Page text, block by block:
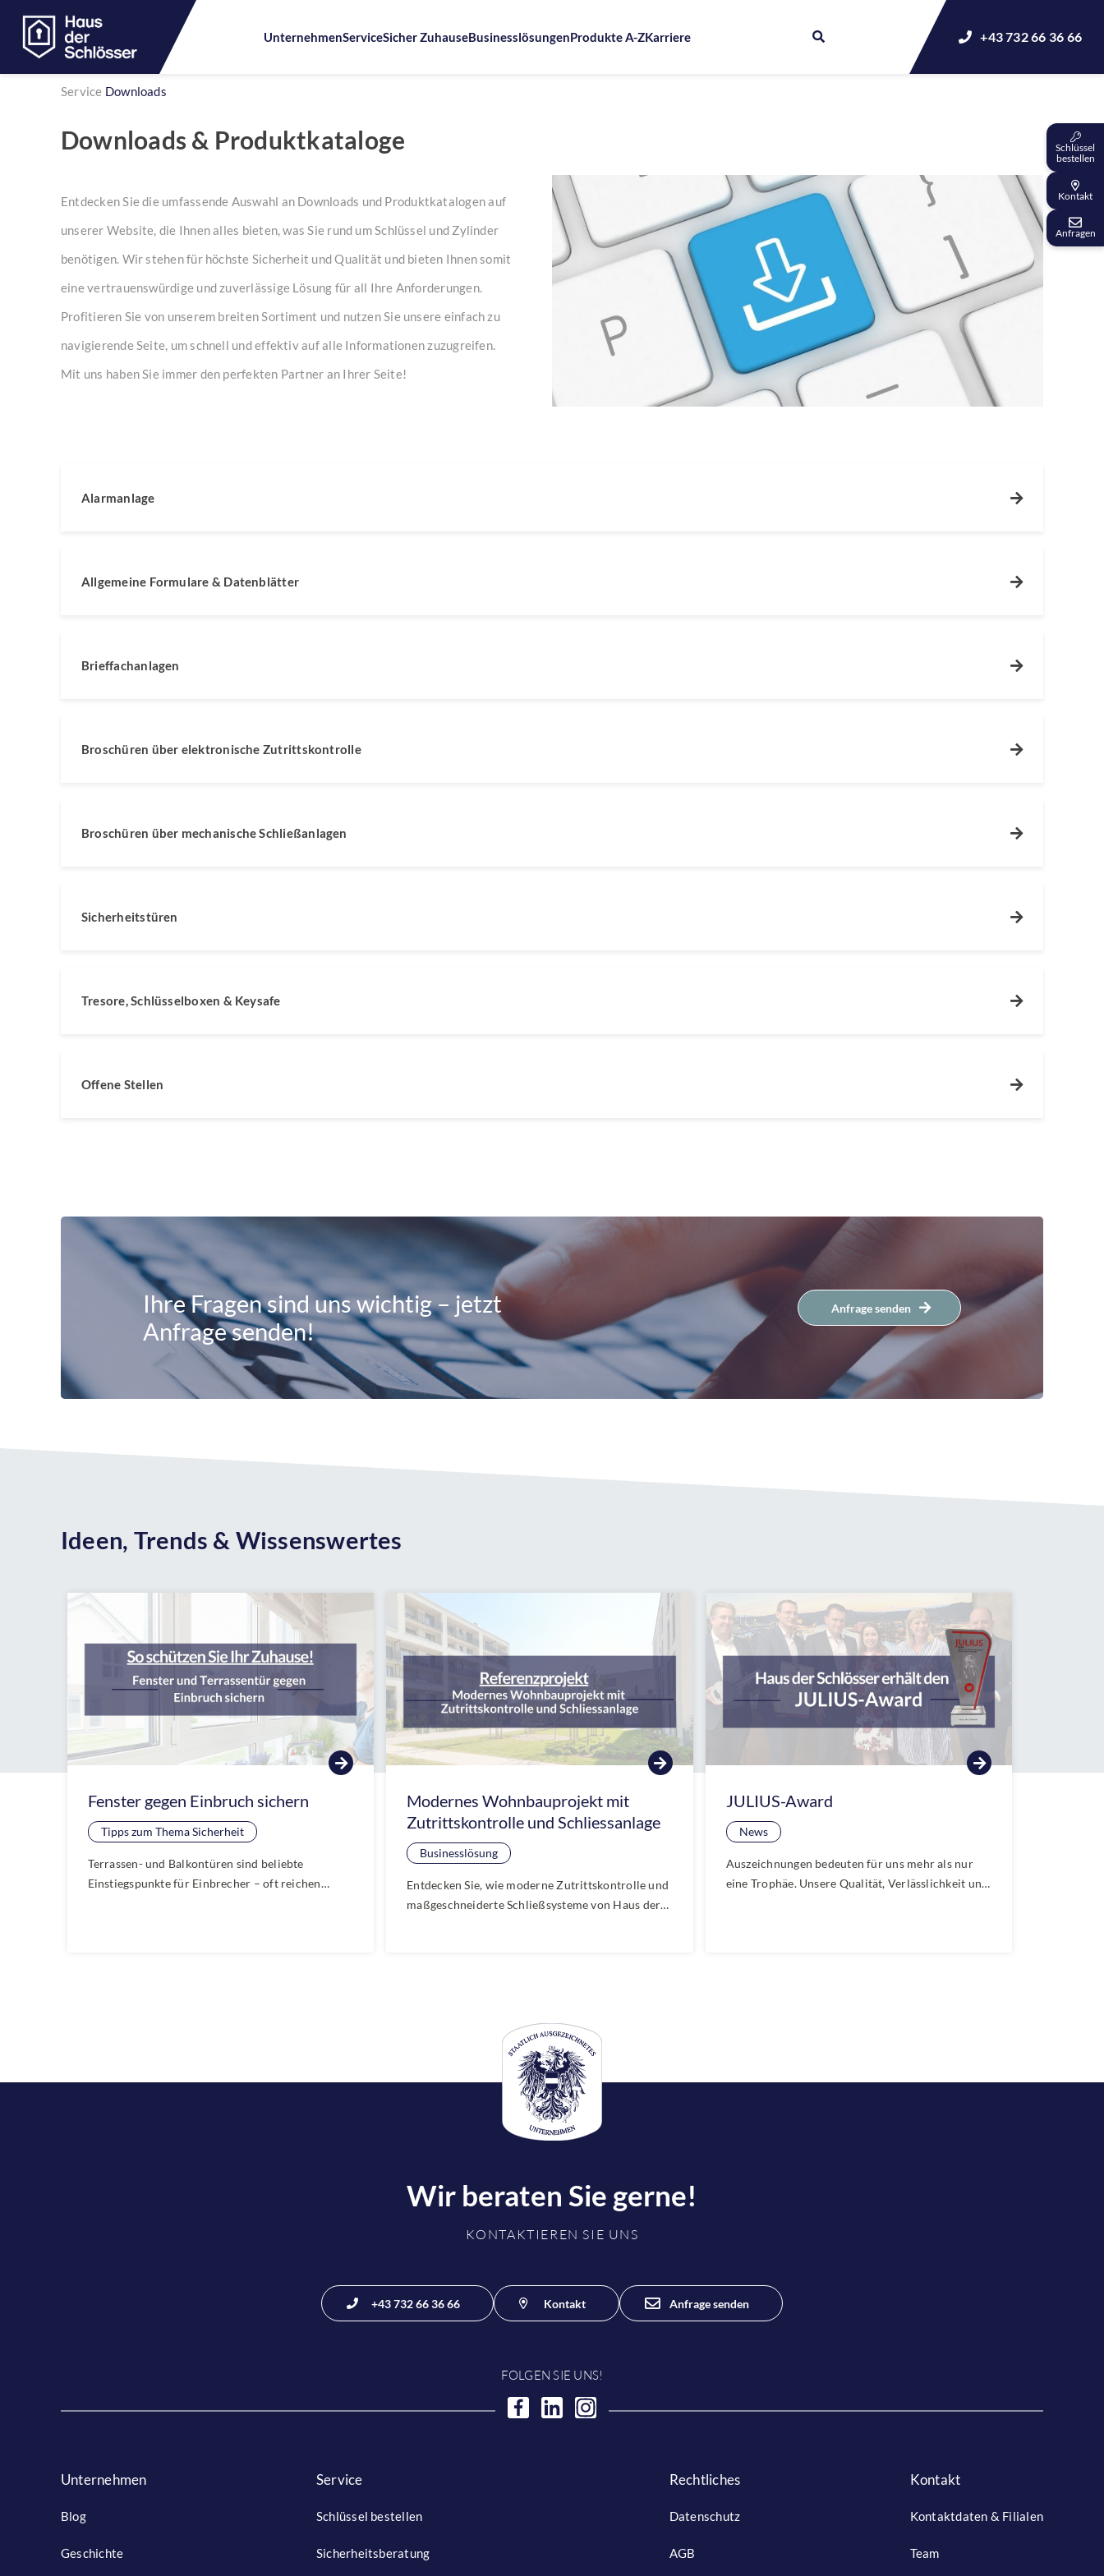
UnternehmenServiceSicher ZuhauseBusinesslösungenProdukte A-ZKarriere +43 732 66 36 66
Service Downloads
Schlüssel
bestellen
Kontakt
Anfragen
Downloads & Produktkataloge
Entdecken Sie die umfassende Auswahl an Downloads und Produktkatalogen auf
unserer Website, die Ihnen alles bieten, was Sie rund um Schlüssel und Zylinder
benötigen. Wir stehen für höchste Sicherheit und Qualität und bieten Ihnen somit
eine vertrauenswürdige und zuverlässige Lösung für all Ihre Anforderungen.
Profitieren Sie von unserem breiten Sortiment und nutzen Sie unsere einfach zu
navigierende Seite, um schnell und effektiv auf alle Informationen zuzugreifen.
Mit uns haben Sie immer den perfekten Partner an Ihrer Seite!
Alarmanlage
Allgemeine Formulare & Datenblätter
Brieffachanlagen
Broschüren über elektronische Zutrittskontrolle
Broschüren über mechanische Schließanlagen
Sicherheitstüren
Tresore, Schlüsselboxen & Keysafe
Offene Stellen
Ihre Fragen sind uns wichtig – jetzt
Anfrage senden!
Anfrage senden
Ideen, Trends & Wissenswertes
Fenster gegen Einbruch sichern
Tipps zum Thema Sicherheit
Terrassen- und Balkontüren sind beliebte
Einstiegspunkte für Einbrecher – oft reichen
Modernes Wohnbauprojekt mit
Zutrittskontrolle und Schliessanlage
Businesslösung
Entdecken Sie, wie moderne Zutrittskontrolle und
maßgeschneiderte Schließsysteme von Haus der
JULIUS-Award
News
Auszeichnungen bedeuten für uns mehr als nur
eine Trophäe. Unsere Qualität, Verlässlichkeit und
Wir beraten Sie gerne!
KONTAKTIEREN SIE UNS
+43 732 66 36 66 Kontakt Anfrage senden
FOLGEN SIE UNS!
Unternehmen
Blog
Geschichte
Service
Schlüssel bestellen
Sicherheitsberatung
Rechtliches
Datenschutz
AGB
Kontakt
Kontaktdaten & Filialen
Team